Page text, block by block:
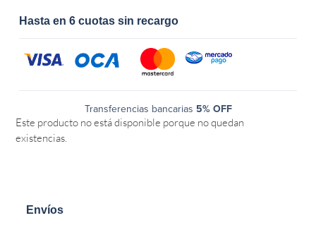
Hasta en 6 cuotas sin recargo
Transferencias bancarias 5% OFF
Este producto no está disponible porque no quedan
existencias.
Envíos